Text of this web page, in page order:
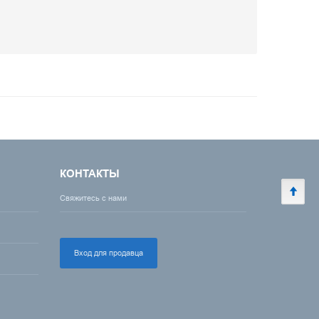
КОНТАКТЫ
Свяжитесь с нами
Вход для продавца